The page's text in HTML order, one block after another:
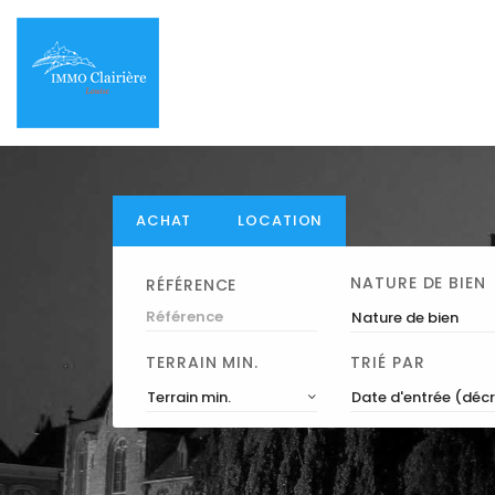
ACHAT LOCATION
RÉFÉRENCE NATURE DE BIEN
Nature de bien
TERRAIN MIN.
Terrain min.
TRIÉ PAR
Date d'entrée